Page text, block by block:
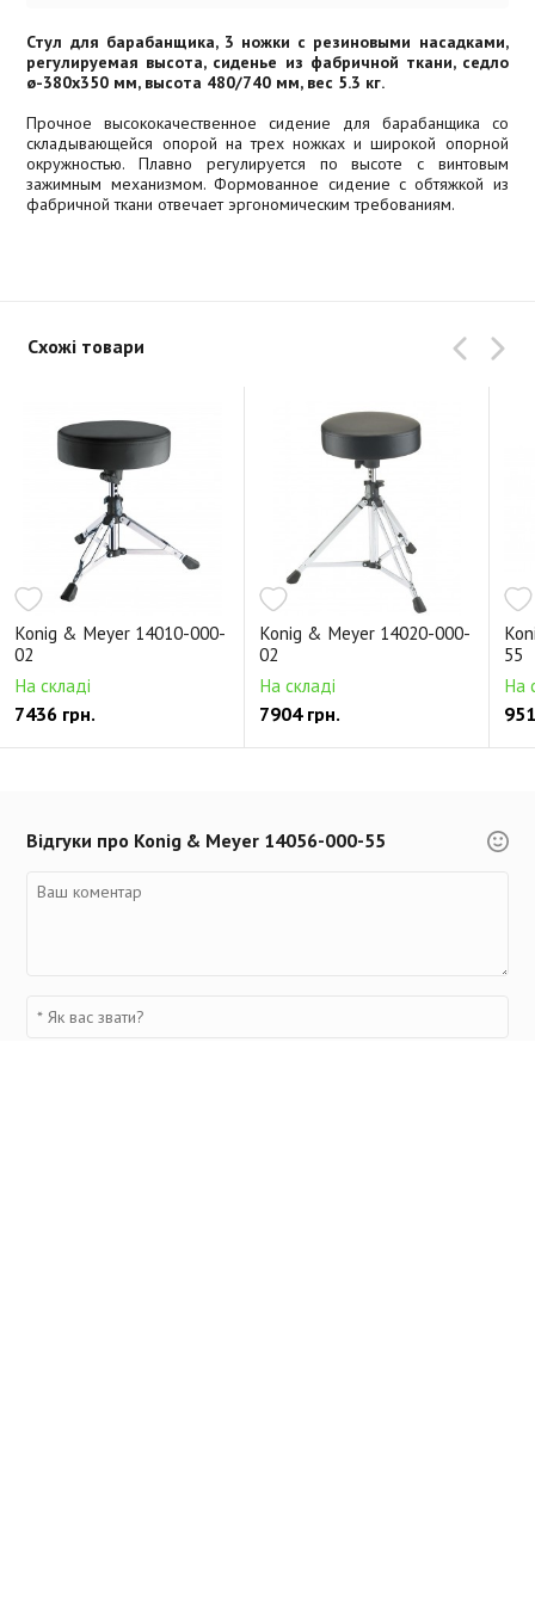
Стул для барабанщика, 3 ножки с резиновыми насадками,
регулируемая высота, сиденье из фабричной ткани, седло
ø-380x350 мм, высота 480/740 мм, вес 5.3 кг.
Прочное высококачественное сидение для барабанщика со
складывающейся опорой на трех ножках и широкой опорной
окружностью. Плавно регулируется по высоте с винтовым
зажимным механизмом. Формованное сидение с обтяжкой из
фабричной ткани отвечает эргономическим требованиям.
Схожі товари
Konig & Meyer 14010-000-
02
На складі
7436 грн.
Konig & Meyer 14020-000-
02
На складі
7904 грн.
55
На
Відгуки про Konig & Meyer 14056-000-55